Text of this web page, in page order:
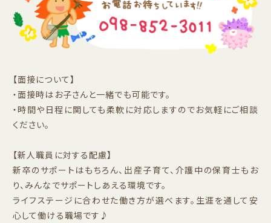
【面接について】
・面接時はお子さんと一緒でも可能です。
・時間や日程に関しても柔軟に対応しますのでお気軽にご相談
ください。
【新人職員に対する配慮】
新卒のサポートはもちろん、出産子育て、介護中の保育士もお
り、みんなでサポートしあえる環境です。
ライフステージに合わせた働き方が選べます。生涯を通して安
心して働ける職場です♪